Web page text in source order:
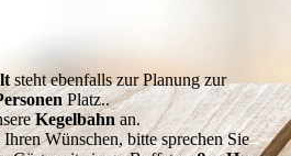
steht ebenfalls zur Planung zur
Platz..
Kegelbahn an.
Wünschen, bitte sprechen Sie